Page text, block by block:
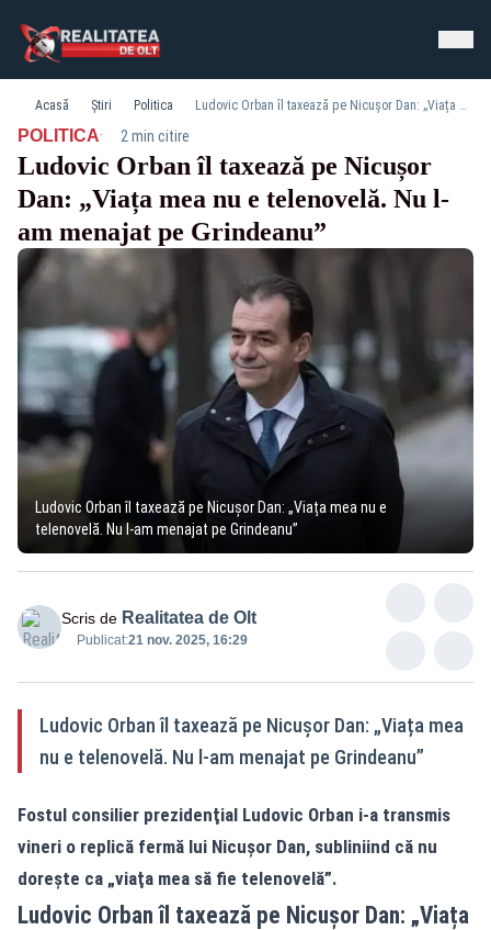
Acasă Știri Politica Ludovic Orban îl taxează pe Nicușor Dan: „Viața mea nu e telenovelă. Nu l-am menajat pe Grindeanu”
POLITICA· 2 min citire
Ludovic Orban îl taxează pe Nicușor
Dan: „Viața mea nu e telenovelă. Nu l-
am menajat pe Grindeanu”
Ludovic Orban îl taxează pe Nicușor Dan: „Viața mea nu e
telenovelă. Nu l-am menajat pe Grindeanu”
Scris de Realitatea de Olt
Publicat:21 nov. 2025, 16:29
Ludovic Orban îl taxează pe Nicușor Dan: „Viața mea
nu e telenovelă. Nu l-am menajat pe Grindeanu”
Fostul consilier prezidenţial Ludovic Orban i-a transmis
vineri o replică fermă lui Nicuşor Dan, subliniind că nu
dorește ca „viaţa mea să fie telenovelă”.
Ludovic Orban îl taxează pe Nicușor Dan: „Viața